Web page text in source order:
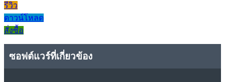
รีวิว
ดาวน์โหลด
สั่งซื้อ
ซอฟต์แวร์ที่เกี่ยวข้อง